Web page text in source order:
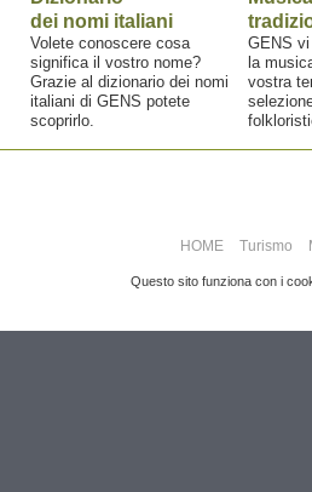
dei nomi italiani
Volete conoscere cosa
significa il vostro nome?
Grazie al dizionario dei nomi
italiani di GENS potete
scoprirlo.
GENS
la
vostra
HOME Turismo
Questo sito funziona con i